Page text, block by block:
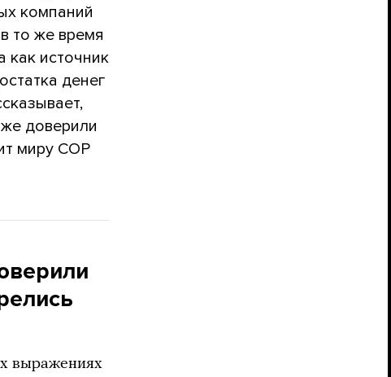
компаний
то же время
источник
денег
доверили
миру COP
выражениях